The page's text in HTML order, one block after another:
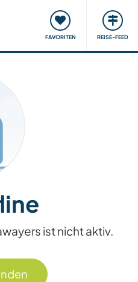
FAVORITEN REISE-FEED
Reisen & Lernen
ist nicht aktiv.